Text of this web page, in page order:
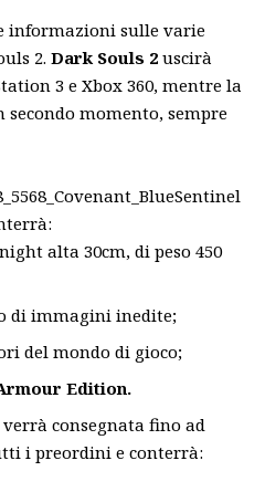
informazioni sulle varie
2. Dark Souls 2 uscirà
3 e Xbox 360, mentre la
momento, sempre
alta 30cm, di peso 450
di immagini inedite;
del mondo di gioco;
Edition.
verrà consegnata fino ad
i preordini e conterrà: